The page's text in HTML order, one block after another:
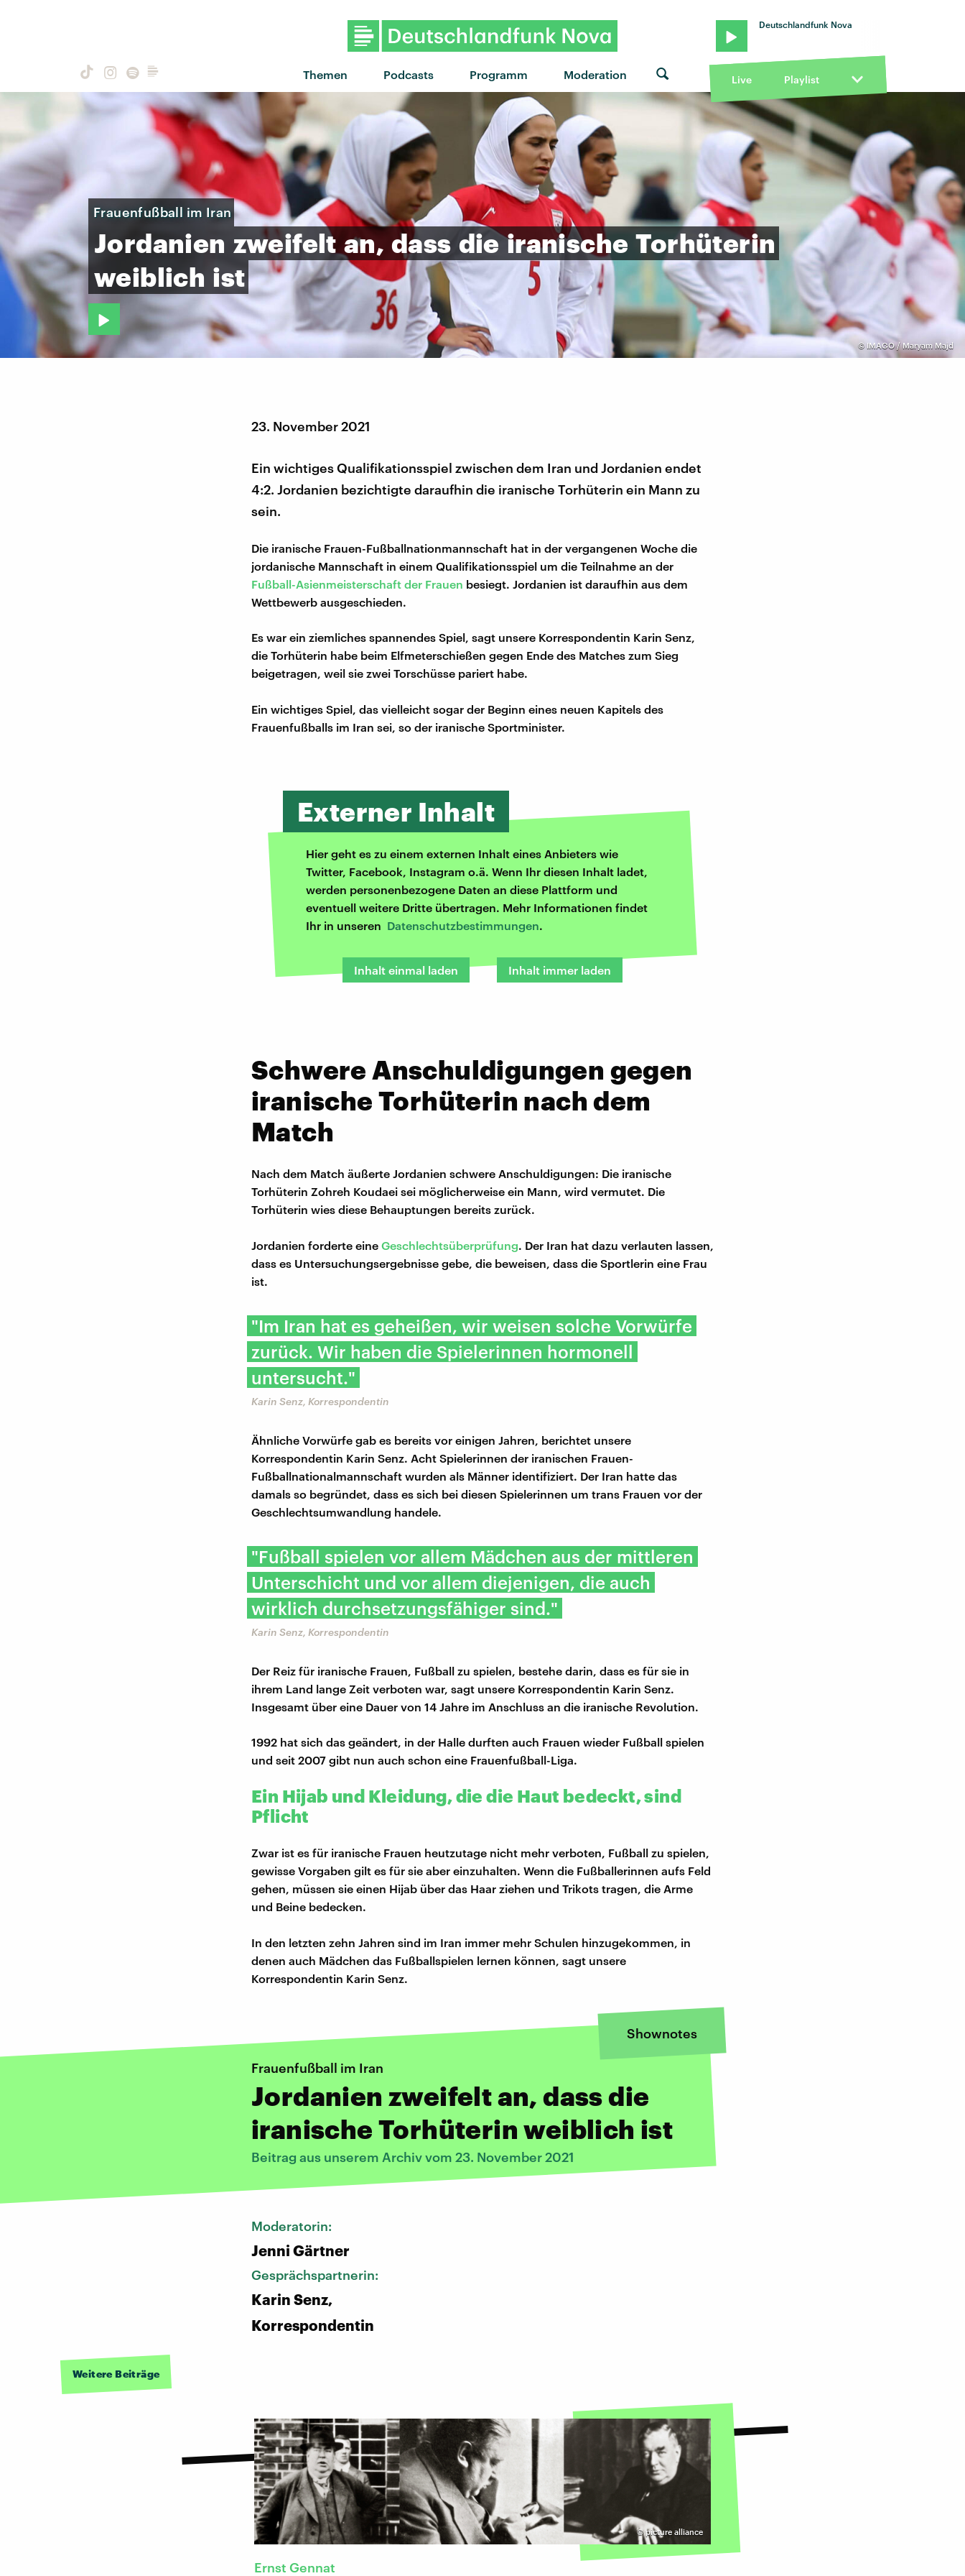
Themen Podcasts Programm Moderation
Deutschlandfunk Nova
Live Playlist
© IMAGO / Maryam Majd
Frauenfußball im Iran
Jordanien zweifelt an, dass die iranische Torhüterin
weiblich ist
23. November 2021
Ein wichtiges Qualifikationsspiel zwischen dem Iran und Jordanien endet
4:2. Jordanien bezichtigte daraufhin die iranische Torhüterin ein Mann zu
sein.
Die iranische Frauen-Fußballnationmannschaft hat in der vergangenen Woche die
jordanische Mannschaft in einem Qualifikationsspiel um die Teilnahme an der
Fußball-Asienmeisterschaft der Frauen besiegt. Jordanien ist daraufhin aus dem
Wettbewerb ausgeschieden.
Es war ein ziemliches spannendes Spiel, sagt unsere Korrespondentin Karin Senz,
die Torhüterin habe beim Elfmeterschießen gegen Ende des Matches zum Sieg
beigetragen, weil sie zwei Torschüsse pariert habe.
Ein wichtiges Spiel, das vielleicht sogar der Beginn eines neuen Kapitels des
Frauenfußballs im Iran sei, so der iranische Sportminister.
Externer Inhalt
Hier geht es zu einem externen Inhalt eines Anbieters wie
Twitter, Facebook, Instagram o.ä. Wenn Ihr diesen Inhalt ladet,
werden personenbezogene Daten an diese Plattform und
eventuell weitere Dritte übertragen. Mehr Informationen findet
Ihr in unseren Datenschutzbestimmungen.
Inhalt einmal laden Inhalt immer laden
Schwere Anschuldigungen gegen
iranische Torhüterin nach dem
Match
Nach dem Match äußerte Jordanien schwere Anschuldigungen: Die iranische
Torhüterin Zohreh Koudaei sei möglicherweise ein Mann, wird vermutet. Die
Torhüterin wies diese Behauptungen bereits zurück.
Jordanien forderte eine Geschlechtsüberprüfung. Der Iran hat dazu verlauten lassen,
dass es Untersuchungsergebnisse gebe, die beweisen, dass die Sportlerin eine Frau
ist.
"Im Iran hat es geheißen, wir weisen solche Vorwürfe
zurück. Wir haben die Spielerinnen hormonell
untersucht."
Karin Senz, Korrespondentin
Ähnliche Vorwürfe gab es bereits vor einigen Jahren, berichtet unsere
Korrespondentin Karin Senz. Acht Spielerinnen der iranischen Frauen-
Fußballnationalmannschaft wurden als Männer identifiziert. Der Iran hatte das
damals so begründet, dass es sich bei diesen Spielerinnen um trans Frauen vor der
Geschlechtsumwandlung handele.
"Fußball spielen vor allem Mädchen aus der mittleren
Unterschicht und vor allem diejenigen, die auch
wirklich durchsetzungsfähiger sind."
Karin Senz, Korrespondentin
Der Reiz für iranische Frauen, Fußball zu spielen, bestehe darin, dass es für sie in
ihrem Land lange Zeit verboten war, sagt unsere Korrespondentin Karin Senz.
Insgesamt über eine Dauer von 14 Jahre im Anschluss an die iranische Revolution.
1992 hat sich das geändert, in der Halle durften auch Frauen wieder Fußball spielen
und seit 2007 gibt nun auch schon eine Frauenfußball-Liga.
Ein Hijab und Kleidung, die die Haut bedeckt, sind
Pflicht
Zwar ist es für iranische Frauen heutzutage nicht mehr verboten, Fußball zu spielen,
gewisse Vorgaben gilt es für sie aber einzuhalten. Wenn die Fußballerinnen aufs Feld
gehen, müssen sie einen Hijab über das Haar ziehen und Trikots tragen, die Arme
und Beine bedecken.
In den letzten zehn Jahren sind im Iran immer mehr Schulen hinzugekommen, in
denen auch Mädchen das Fußballspielen lernen können, sagt unsere
Korrespondentin Karin Senz.
Shownotes
Frauenfußball im Iran
Jordanien zweifelt an, dass die
iranische Torhüterin weiblich ist
Beitrag aus unserem Archiv vom 23. November 2021
Moderatorin:
Jenni Gärtner
Gesprächspartnerin:
Karin Senz,
Korrespondentin
Weitere Beiträge
©picture alliance
Ernst Gennat